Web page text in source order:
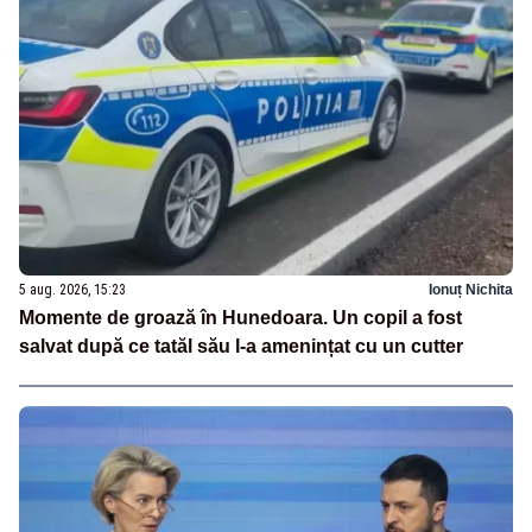
5 aug. 2026, 15:23 Ionuț Nichita
Momente de groază în Hunedoara. Un copil a fost
salvat după ce tatăl său l-a amenințat cu un cutter